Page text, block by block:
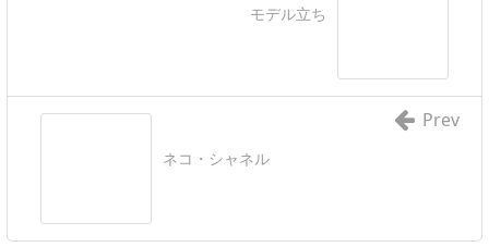
モデル立ち
ネコ・シャネル
Prev